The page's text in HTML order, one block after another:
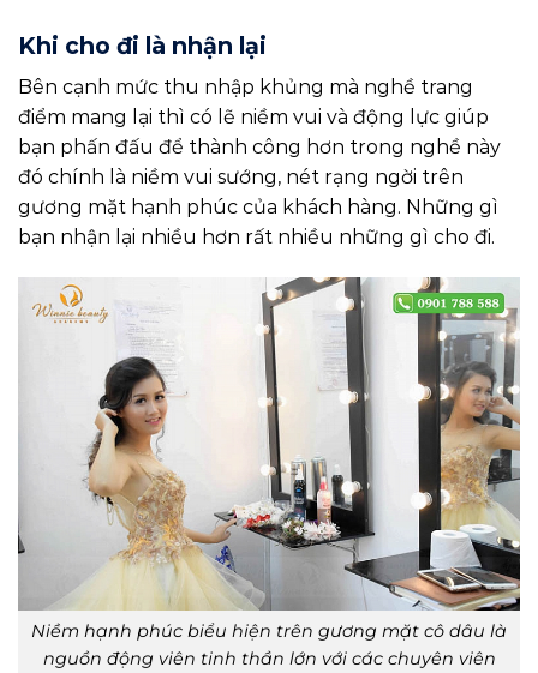
Khi cho đi là nhận lại
Bên cạnh mức thu nhập khủng mà nghề trang
điểm mang lại thì có lẽ niềm vui và động lực giúp
bạn phấn đấu để thành công hơn trong nghề này
đó chính là niềm vui sướng, nét rạng ngời trên
gương mặt hạnh phúc của khách hàng. Những gì
bạn nhận lại nhiều hơn rất nhiều những gì cho đi.
Niềm hạnh phúc biểu hiện trên gương mặt cô dâu là
nguồn động viên tinh thần lớn với các chuyên viên